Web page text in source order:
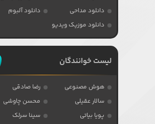
دانلود مداحی
دانلود آلبوم
دانلود موزیک ویدیو
لیست خوانندگان
هوش مصنوعی
رضا صادقی
سالار عقیلی
محسن چاوشی
پویا بیاتی
سینا سرلک